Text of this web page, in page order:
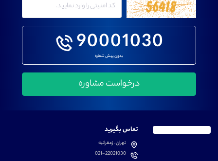
90001030
بدون پیش شماره
تماس بگیرید
تهران، زعفرانیه
021-22021030